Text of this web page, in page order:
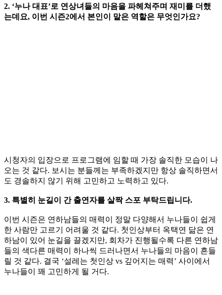
2. ‘누나 대표’로 연상녀들의 마음을 파헤쳐주며 재미를 더했
는데요, 이번 시즌2에서 본인이 맡은 역할은 무엇인가요?
시청자의 입장으로 프로그램에 임할 때 가장 솔직한 모습이 나
오는 것 같다. 보시는 분들께는 부족하겠지만 항상 솔직하면서
도 경솔하지 않기 위해 고민하고 노력하고 있다.
3. 특별히 눈길이 간 출연자를 살짝 스포 부탁드립니다.
이번 시즌은 연하남들의 매력이 정말 다양해서 누나들이 쉽게
한 사람만 고르기 어려울 것 같다. 첫인상부터 옥택연 닮은 연
하남이 있어 눈길을 끌겠지만, 회차가 진행될수록 다른 연하남
들의 색다른 매력이 하나씩 드러나면서 누나들의 마음이 흔들
릴 것 같다. 결국 ‘설레는 첫인상 vs 깊어지는 매력’ 사이에서
누나들이 꽤 고민하게 될 거다.